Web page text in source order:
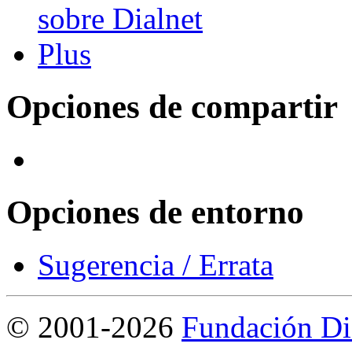
Opciones de compartir
Opciones de entorno
Sugerencia / Errata
© 2001-2026 Fundación